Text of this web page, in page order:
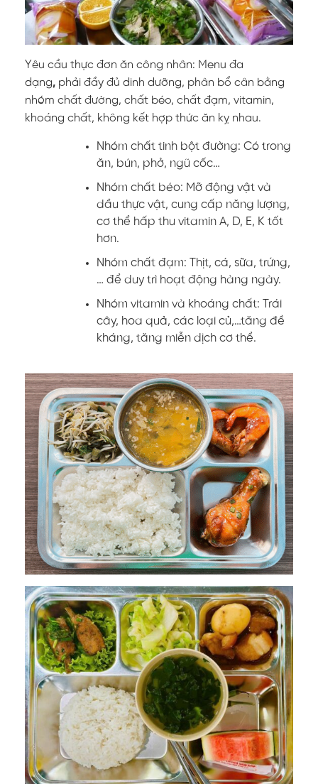
Yêu cầu thực đơn ăn công nhân: Menu đa
dạng, phải đầy đủ dinh dưỡng, phân bổ cân bằng
nhóm chất đường, chất béo, chất đạm, vitamin,
khoáng chất, không kết hợp thức ăn kỵ nhau.
Nhóm chất tinh bột đường: Có trong
ăn, bún, phở, ngũ cốc…
Nhóm chất béo: Mỡ động vật và
dầu thực vật, cung cấp năng lượng,
cơ thể hấp thu vitamin A, D, E, K tốt
hơn.
Nhóm chất đạm: Thịt, cá, sữa, trứng,
… để duy trì hoạt động hàng ngày.
Nhóm vitamin và khoáng chất: Trái
cây, hoa quả, các loại củ,…tăng đề
kháng, tăng miễn dịch cơ thể.